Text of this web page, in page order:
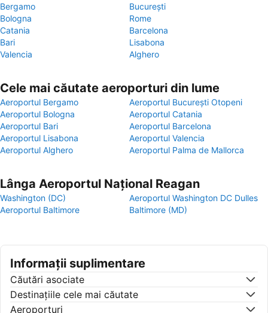
Bergamo
București
Bologna
Rome
Catania
Barcelona
Bari
Lisabona
Valencia
Alghero
Cele mai căutate aeroporturi din lume
Aeroportul Bergamo
Aeroportul București Otopeni
Aeroportul Bologna
Aeroportul Catania
Aeroportul Bari
Aeroportul Barcelona
Aeroportul Lisabona
Aeroportul Valencia
Aeroportul Alghero
Aeroportul Palma de Mallorca
Lânga Aeroportul Național Reagan
Washington (DC)
Aeroportul Washington DC Dulles
Aeroportul Baltimore
Baltimore (MD)
Informații suplimentare
Căutări asociate
Destinaţiile cele mai căutate
Aeroporturi